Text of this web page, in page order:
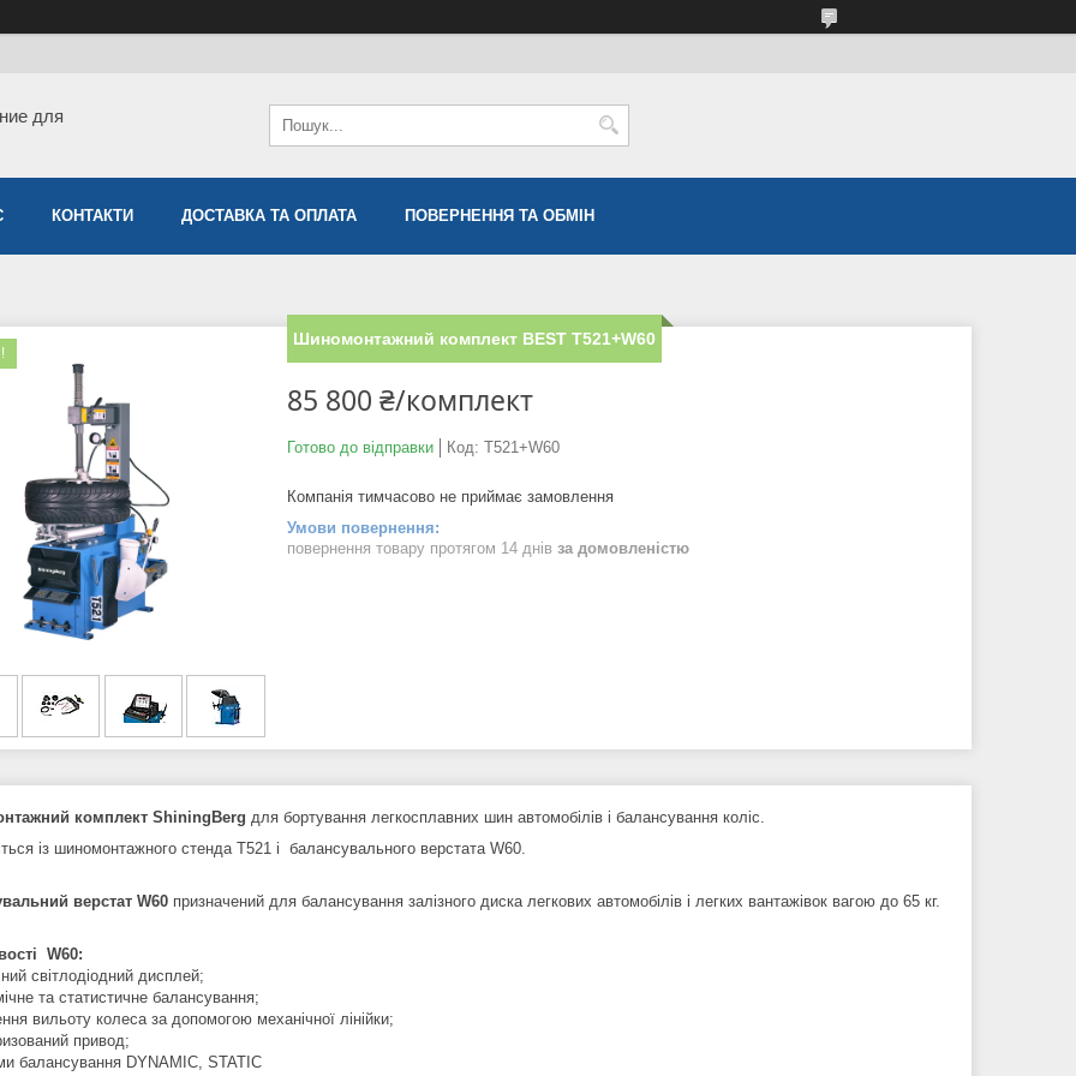
для
КОНТАКТИ ДОСТАВКА ТА ОПЛАТА ПОВЕРНЕННЯ ТА ОБМІН
Шиномонтажний комплект BEST T521+W60
85 800 ₴/комплект
Готово до відправки Код: T521+W60
Компанія тимчасово не приймає замовлення
повернення товару протягом 14 днів за домовленістю
комплект ShiningBerg для бортування легкосплавних шин автомобілів і балансування коліс.
із шиномонтажного стенда T521 і балансувального верстата W60.
верстат W60 призначений для балансування залізного диска легкових автомобілів і легких вантажівок вагою до 65 кг.
W60:
світлодіодний дисплей;
та статистичне балансування;
вильоту колеса за допомогою механічної лінійки;
привод;
балансування DYNAMIC, STATIC